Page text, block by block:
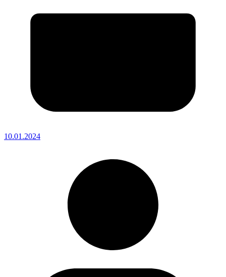
10.01.2024